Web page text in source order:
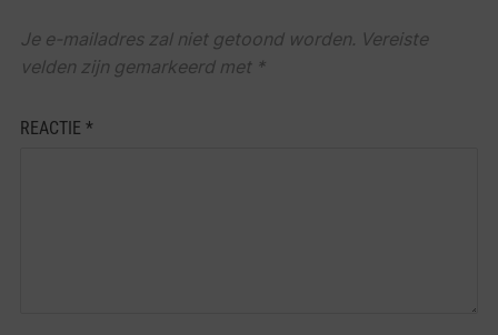
Je e-mailadres zal niet getoond worden. Vereiste
velden zijn gemarkeerd met *
REACTIE *